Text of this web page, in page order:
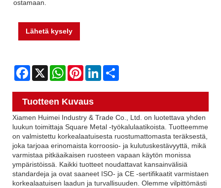
ostamaan.
Lähetä kysely
Facebook
X WhatsAppPinterestLinkedIn
Tuotteen Kuvaus
Xiamen Huimei Industry & Trade Co., Ltd. on luotettava yhden
luukun toimittaja Square Metal -työkalulaatikoista. Tuotteemme
on valmistettu korkealaatuisesta ruostumattomasta teräksestä,
joka tarjoaa erinomaista korroosio- ja kulutuskestävyyttä, mikä
varmistaa pitkäaikaisen ruosteen vapaan käytön monissa
ympäristöissä. Kaikki tuotteet noudattavat kansainvälisiä
standardeja ja ovat saaneet ISO- ja CE -sertifikaatit varmistaen
korkealaatuisen laadun ja turvallisuuden. Olemme vilpittömästi